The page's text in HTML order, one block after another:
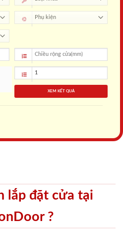
XEM KẾT QUẢ
lắp đặt cửa tại
?